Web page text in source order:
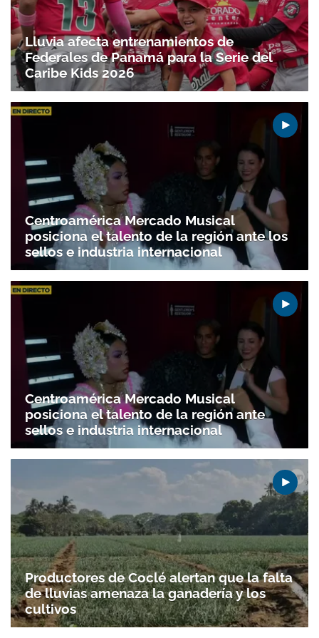
Lluvia afecta entrenamientos de
Federales de Panamá para la Serie del
Caribe Kids 2026
Centroamérica Mercado Musical
posiciona el talento de la región ante los
sellos e industria internacional
Centroamérica Mercado Musical
posiciona el talento de la región ante
sellos e industria internacional
Productores de Coclé alertan que la falta
de lluvias amenaza la ganadería y los
cultivos